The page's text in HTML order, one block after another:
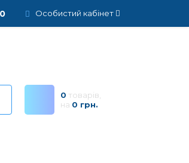
Особистий кабінет
0
0 товарів,
на 0 грн.